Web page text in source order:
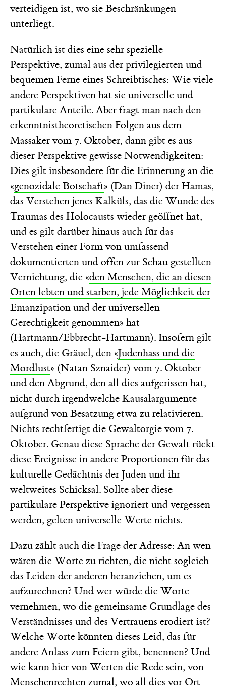
verteidigen ist, wo sie Beschränkungen
unterliegt.
Natürlich ist dies eine sehr spezielle
Perspektive, zumal aus der privilegierten und
bequemen Ferne eines Schreibtisches: Wie viele
andere Perspektiven hat sie universelle und
partikulare Anteile. Aber fragt man nach den
erkenntnistheoretischen Folgen aus dem
Massaker vom 7. Oktober, dann gibt es aus
dieser Perspektive gewisse Notwendigkeiten:
Dies gilt insbesondere für die Erinnerung an die
«genozidale Botschaft» (Dan Diner) der Hamas,
das Verstehen jenes Kalküls, das die Wunde des
Traumas des Holocausts wieder geöffnet hat,
und es gilt darüber hinaus auch für das
Verstehen einer Form von umfassend
dokumentierten und offen zur Schau gestellten
Vernichtung, die «den Menschen, die an diesen
Orten lebten und starben, jede Möglichkeit der
Emanzipation und der universellen
Gerechtigkeit genommen» hat
(Hartmann/Ebbrecht-Hartmann). Insofern gilt
es auch, die Gräuel, den «Judenhass und die
Mordlust» (Natan Sznaider) vom 7. Oktober
und den Abgrund, den all dies aufgerissen hat,
nicht durch irgendwelche Kausalargumente
aufgrund von Besatzung etwa zu relativieren.
Nichts rechtfertigt die Gewaltorgie vom 7.
Oktober. Genau diese Sprache der Gewalt rückt
diese Ereignisse in andere Proportionen für das
kulturelle Gedächtnis der Juden und ihr
weltweites Schicksal. Sollte aber diese
partikulare Perspektive ignoriert und vergessen
werden, gelten universelle Werte nichts.
Dazu zählt auch die Frage der Adresse: An wen
wären die Worte zu richten, die nicht sogleich
das Leiden der anderen heranziehen, um es
aufzurechnen? Und wer würde die Worte
vernehmen, wo die gemeinsame Grundlage des
Verständnisses und des Vertrauens erodiert ist?
Welche Worte könnten dieses Leid, das für
andere Anlass zum Feiern gibt, benennen? Und
wie kann hier von Werten die Rede sein, von
Menschenrechten zumal, wo all dies vor Ort